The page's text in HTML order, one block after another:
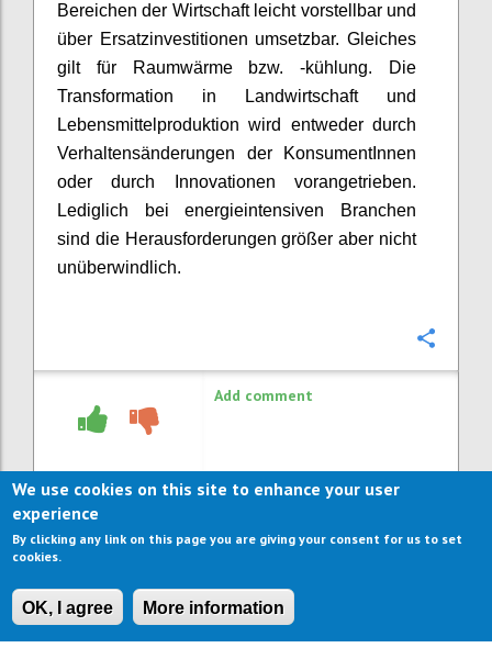
Bereichen der Wirtschaft leicht vorstellbar und
über Ersatzinvestitionen umsetzbar. Gleiches
gilt für Raumwärme bzw. -kühlung. Die
Transformation in Landwirtschaft und
Lebensmittelproduktion wird entweder durch
Verhaltensänderungen der KonsumentInnen
oder durch Innovationen vorangetrieben.
Lediglich bei energieintensiven Branchen
sind die Herausforderungen größer aber nicht
unüberwindlich.
Add comment
We use cookies on this site to enhance your user
experience
By clicking any link on this page you are giving your consent for us to set
cookies.
OK, I agree More information